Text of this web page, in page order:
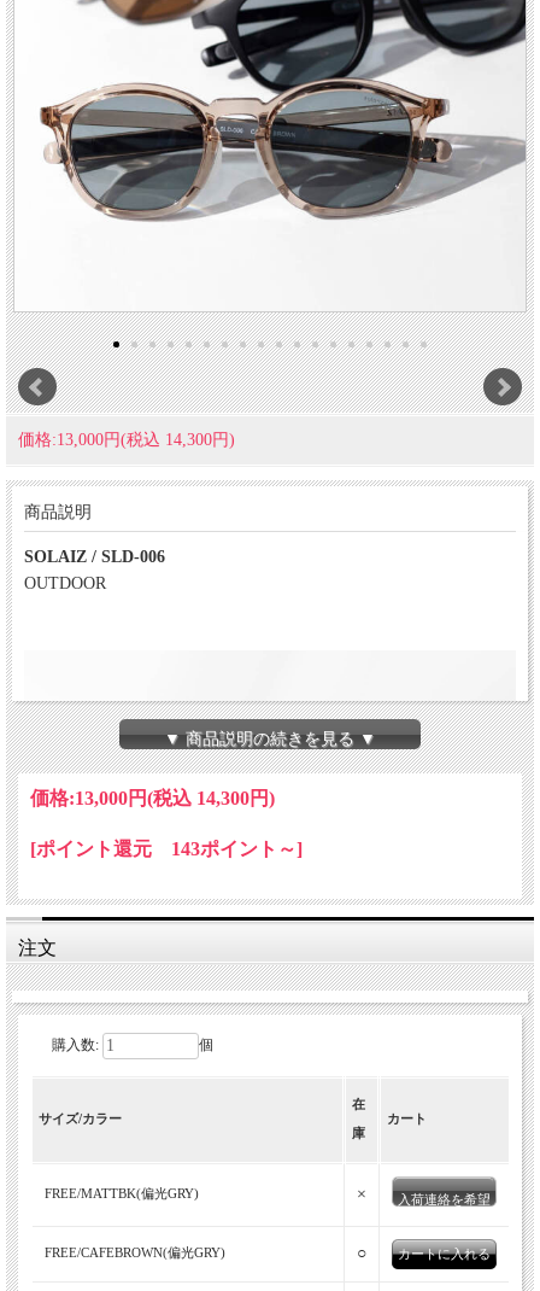
価格:13,000円(税込 14,300円)
商品説明
SOLAIZ / SLD-006
OUTDOOR
アイケアもスキンケアもできる、SOLAIZの偏光
サングラス。独自の偏光レンズは、紫外線だけで
みの原因を作る近赤外線も大幅にカットし、反射
ジャンシェイプで知的な雰囲気に。
▼ 商品説明の続きを見る ▼
価格:13,000円(税込 14,300円)
[ポイント還元 143ポイント～]
注文
購入数: 個
サイズ/カラー
在
庫
カート
FREE/MATTBK(偏光GRY) × 入荷連絡を希望
FREE/CAFEBROWN(偏光GRY) ○